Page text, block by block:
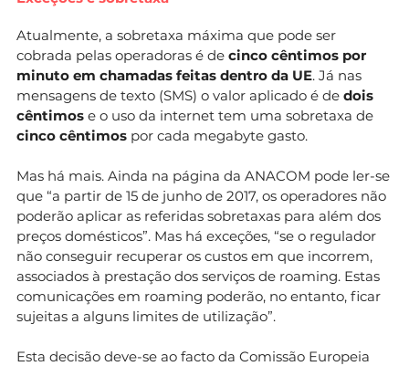
Atualmente, a sobretaxa máxima que pode ser
cobrada pelas operadoras é de cinco cêntimos por
minuto em chamadas feitas dentro da UE. Já nas
mensagens de texto (SMS) o valor aplicado é de dois
cêntimos e o uso da internet tem uma sobretaxa de
cinco cêntimos por cada megabyte gasto.
Mas há mais. Ainda na página da ANACOM pode ler-se
que “a partir de 15 de junho de 2017, os operadores não
poderão aplicar as referidas sobretaxas para além dos
preços domésticos”. Mas há exceções, “se o regulador
não conseguir recuperar os custos em que incorrem,
associados à prestação dos serviços de roaming. Estas
comunicações em roaming poderão, no entanto, ficar
sujeitas a alguns limites de utilização”.
Esta decisão deve-se ao facto da Comissão Europeia